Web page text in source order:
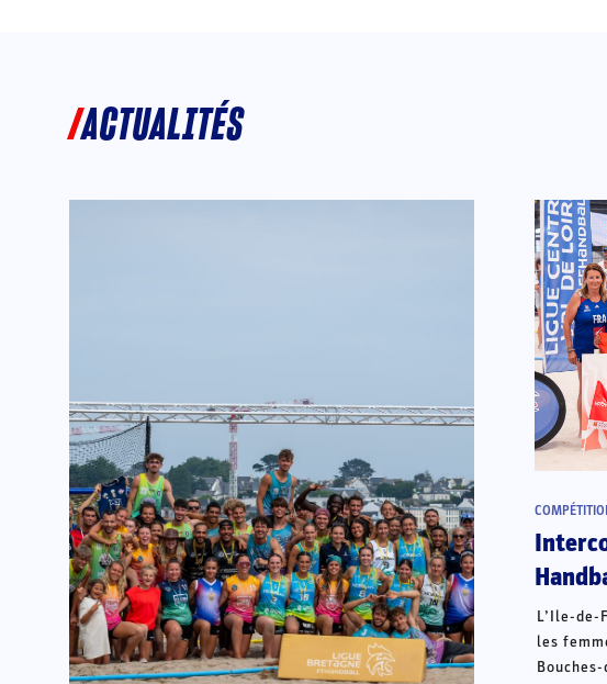
ACTUALITÉS
L’Ile-de-
les